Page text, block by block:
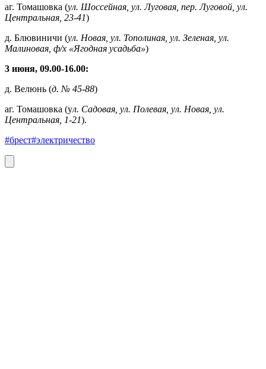
аг. Томашовка (ул. Шоссейная, ул. Луговая, пер. Луговой, ул.
Центральная, 23-41)
д. Блювиничи (ул. Новая, ул. Тополиная, ул. Зеленая, ул.
Малиновая, ф/х «Ягодная усадьба»)
3 июня, 09.00-16.00:
д. Велюнь (д. № 45-88)
аг. Томашовка (ул. Садовая, ул. Полевая, ул. Новая, ул.
Центральная, 1-21).
#брест#электричество